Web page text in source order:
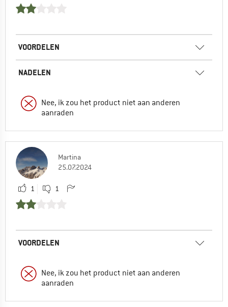
VOORDELEN
NADELEN
Nee, ik zou het product niet aan anderen
aanraden
Martina
25.07.2024
1 1
VOORDELEN
Nee, ik zou het product niet aan anderen
aanraden